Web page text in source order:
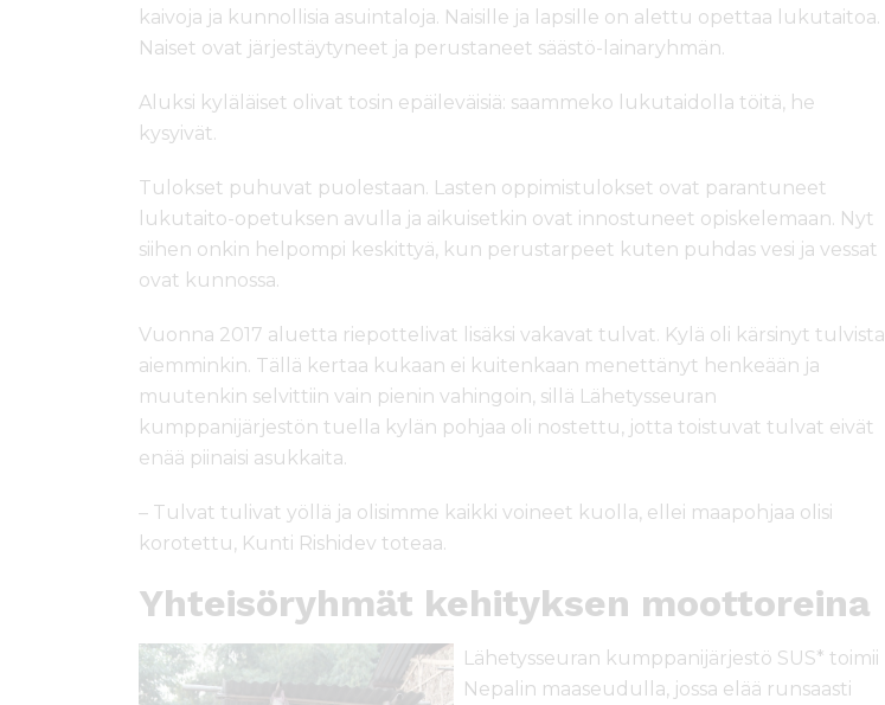
kaivoja ja kunnollisia asuintaloja. Naisille ja lapsille on alettu opettaa lukutaitoa.
Naiset ovat järjestäytyneet ja perustaneet säästö-lainaryhmän.
Aluksi kyläläiset olivat tosin epäileväisiä: saammeko lukutaidolla töitä, he
kysyivät.
Tulokset puhuvat puolestaan. Lasten oppimistulokset ovat parantuneet
lukutaito-opetuksen avulla ja aikuisetkin ovat innostuneet opiskelemaan. Nyt
siihen onkin helpompi keskittyä, kun perustarpeet kuten puhdas vesi ja vessat
ovat kunnossa.
Vuonna 2017 aluetta riepottelivat lisäksi vakavat tulvat. Kylä oli kärsinyt tulvista
aiemminkin. Tällä kertaa kukaan ei kuitenkaan menettänyt henkeään ja
muutenkin selvittiin vain pienin vahingoin, sillä Lähetysseuran
kumppanijärjestön tuella kylän pohjaa oli nostettu, jotta toistuvat tulvat eivät
enää piinaisi asukkaita.
– Tulvat tulivat yöllä ja olisimme kaikki voineet kuolla, ellei maapohjaa olisi
korotettu, Kunti Rishidev toteaa.
Yhteisöryhmät kehityksen moottoreina
Lähetysseuran kumppanijärjestö SUS* toimii
Nepalin maaseudulla, jossa elää runsaasti